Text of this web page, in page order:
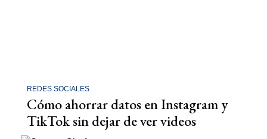
REDES SOCIALES
Cómo ahorrar datos en Instagram y
TikTok sin dejar de ver videos